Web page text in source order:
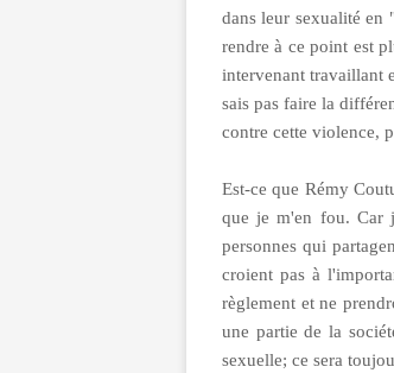
dans leur sexualité en
rendre à ce point est
intervenant travaillant
sais pas faire la
contre cette violence,
Est-ce que Rémy
que je m'en fou. Car
personnes qui
croient pas à
règlement et ne
une partie de la
sexuelle; ce sera